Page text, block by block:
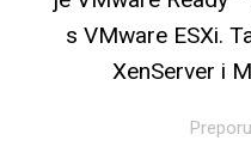
s VMware ESXi.
XenServer i